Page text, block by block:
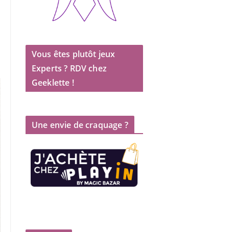
Vous êtes plutôt jeux
Experts ? RDV chez
Geeklette !
Une envie de craquage ?